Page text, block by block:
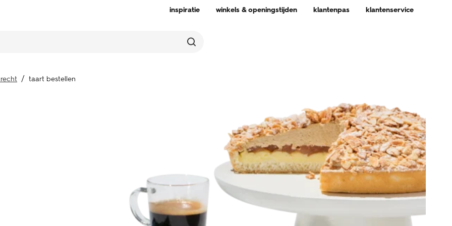
inspiratie winkels & openingstijden klantenpas klantenservice
taart bestellen